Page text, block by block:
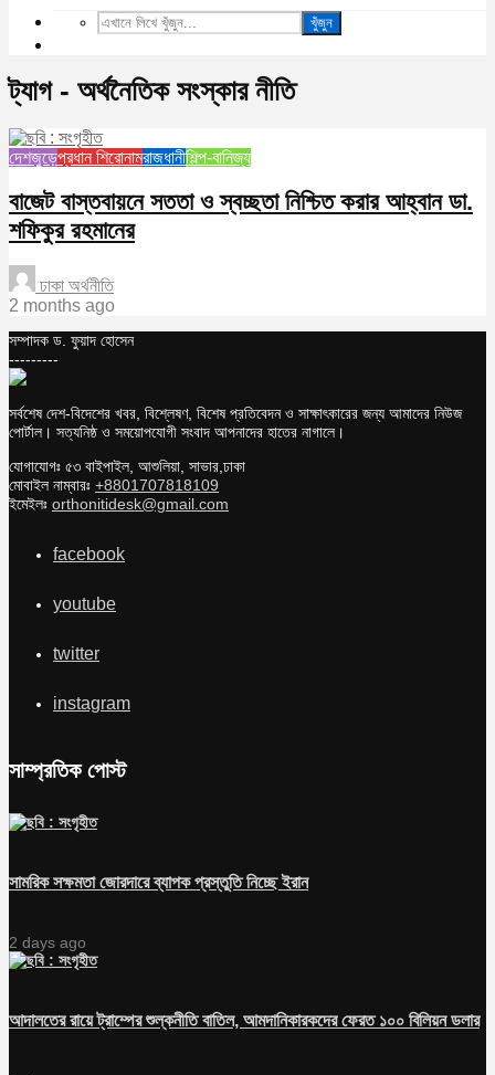
খুঁজুন
ট্যাগ - অর্থনৈতিক সংস্কার নীতি
দেশজুড়েপ্রধান শিরোনামরাজধানীশিল্প-বানিজ্য
বাজেট বাস্তবায়নে সততা ও স্বচ্ছতা নিশ্চিত করার আহ্বান ডা.
শফিকুর রহমানের
ঢাকা অর্থনীতি
2 months ago
সম্পাদক ড. ফুয়াদ হোসেন
---------
সর্বশেষ দেশ-বিদেশের খবর, বিশ্লেষণ, বিশেষ প্রতিবেদন ও সাক্ষাৎকারের জন্য আমাদের নিউজ
পোর্টাল। সত্যনিষ্ঠ ও সময়োপযোগী সংবাদ আপনাদের হাতের নাগালে।
যোগাযোগঃ ৫৩ বাইপাইল, আশুলিয়া, সাভার,ঢাকা
মোবাইল নাম্বারঃ +8801707818109
ইমেইলঃ orthonitidesk@gmail.com
facebook
youtube
twitter
instagram
সাম্প্রতিক পোস্ট
সামরিক সক্ষমতা জোরদারে ব্যাপক প্রস্তুতি নিচ্ছে ইরান
2 days ago
আদালতের রায়ে ট্রাম্পের শুল্কনীতি বাতিল, আমদানিকারকদের ফেরত ১০০ বিলিয়ন ডলার